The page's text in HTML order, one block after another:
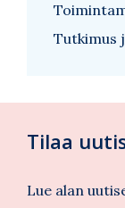
Tutkimus
Tilaa
Lue alan